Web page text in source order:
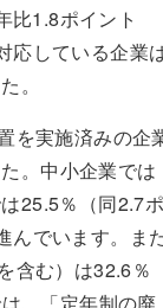
比1.8ポイント
応している企業
。
を実施済みの企
。中小企業では
25.5％（同2.7
んでいます。ま
含む）は32.6％
、「定年制の廃